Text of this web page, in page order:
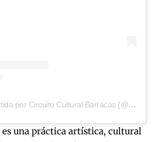
Una publicación compartida por Circuito Cultural Barracas (@ccbarracas)
una práctica artística, cultural